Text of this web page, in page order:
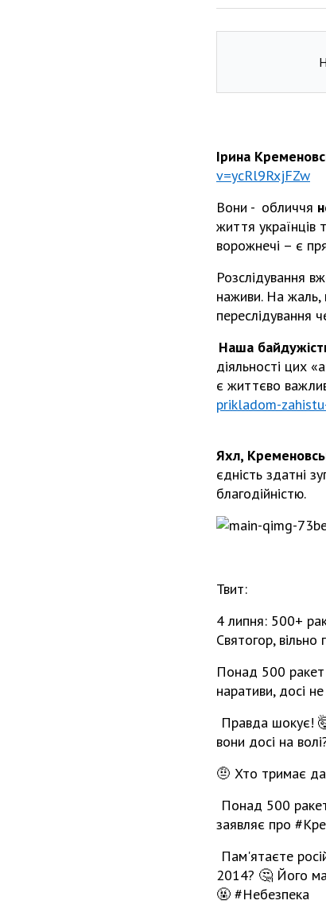
Ірина
v=ycRl9RxjFZw
Вони - обличчя
життя українців
ворожнечі – є
Розслідування
наживи. На жаль,
переслідування
Наша
діяльності цих
є життєво
prikladom-
Яхл,
єдність здатні
благодійністю.
Твит:
4 липня: 500+
Святогор,
Понад 500
наративи, досі
Правда шокує!
вони досі на
🤨 Хто тримає
Понад 500
заявляє про
Пам'ятаєте
2014? 🤔 Його
🤬 #Небезпека